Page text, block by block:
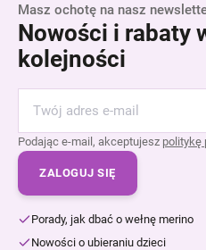
Masz ochotę na nasz
Nowości i rabaty
kolejności
Podając e-mail, akceptujesz politykę
ZALOGUJ SIĘ
Porady, jak dbać o wełnę merino
Nowości o ubieraniu dzieci